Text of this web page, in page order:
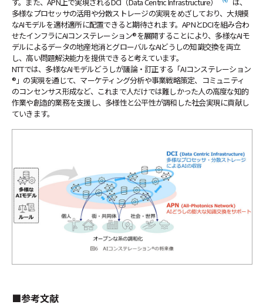
多様なプロセッサの活用や分散ストレージの実現をめざしており、大規模
なAIモデルを適材適所に配置できると期待されます。APNとDCIを組み合わ
せたインフラにAIコンステレーション®を展開することにより、多様なAIモ
デルによるデータの地産地消とグローバルなAIどうしの知識交換を両立
し、高い問題解決能力を提供できると考えています。
NTTでは、多様なAIモデルどうしが議論・訂正する「AIコンステレーション
®」の実現を通じて、マーケティング分析や事業戦略策定、コミュニティ
のコンセンサス形成など、これまで人だけでは難しかった人の高度な知的
作業や創造的業務を支援し、多様性と公平性が調和した社会実現に貢献し
ていきます。
■参考文献